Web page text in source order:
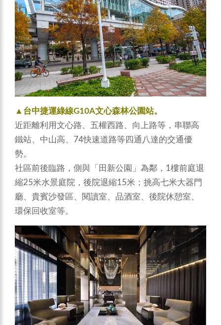
▲台中捷運綠線G10A文心森林公園站。
近距離利用文心路、五權西路、向上路等，串聯高
鐵站、中山高、74快速道路等四通八達的交通優
勢。
社區前後臨路，側與「田新公園」為鄰，1樓前庭退
縮25米水景庭院，後院退縮15米；挑高七米大器門
廳、貴賓沙發區、閱讀室、品酒室、後院休憩室、
環保回收室等。